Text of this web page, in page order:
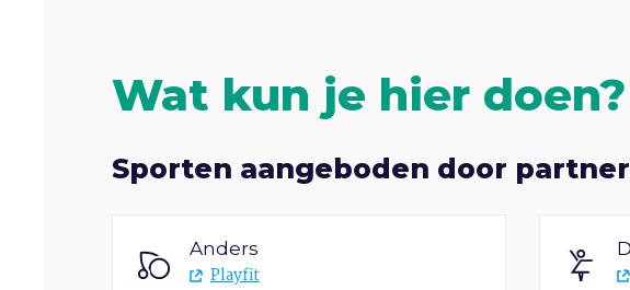
Wat kun je hier doen?
Sporten aangeboden door
Anders
Playfit